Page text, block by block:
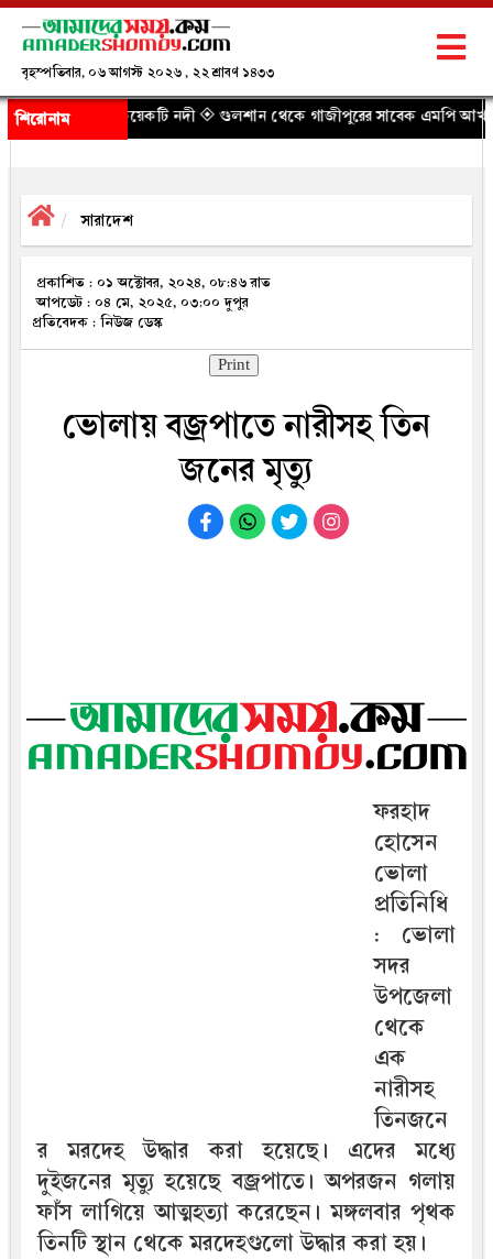
বৃহস্পতিবার, ০৬ আগস্ট ২০২৬ , ২২ শ্রাবণ ১৪৩৩
শিরোনাম
কয়েকটি নদী ◈ গুলশান থেকে গাজীপুরের সাবেক এমপি আখতারুজ্জামান
সারাদেশ
প্রকাশিত : ০১ অক্টোবর, ২০২৪, ০৮:৪৬ রাত
আপডেট : ০৪ মে, ২০২৫, ০৩:০০ দুপুর
প্রতিবেদক : নিউজ ডেস্ক
Print
ভোলায় বজ্রপাতে নারীসহ তিন
জনের মৃত্যু
ফরহাদ
হোসেন
ভোলা
প্রতিনিধি
: ভোলা
সদর
উপজেলা
থেকে
এক
নারীসহ
তিনজনে
র মরদেহ উদ্ধার করা হয়েছে। এদের মধ্যে
দুইজনের মৃত্যু হয়েছে বজ্রপাতে। অপরজন গলায়
ফাঁস লাগিয়ে আত্মহত্যা করেছেন। মঙ্গলবার পৃথক
তিনটি স্থান থেকে মরদেহগুলো উদ্ধার করা হয়।